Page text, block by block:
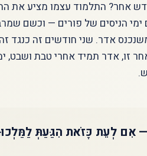
אחר? התלמוד עצמו מציע את
ימי הניסים של פורים — וכשם
אדר. שני חודשים זה כנגד
זו, אדר תמיד אחרי טבת ושבט,
— אִם לְעֵת כָּזֹאת הִגַּעַתְּ